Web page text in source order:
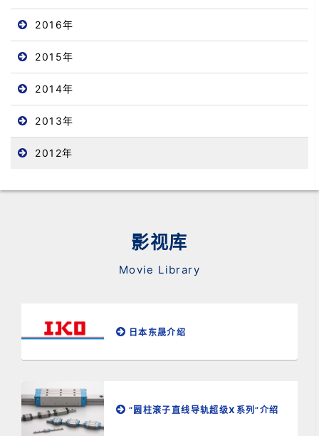
2016年
2015年
2014年
2013年
2012年
影视库
Movie Library
日本东晟介绍
“圆柱滚子直线导轨超级X系列”介绍